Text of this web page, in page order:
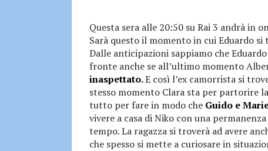
Questa sera alle 20:50 su Rai 3 andrà in
Sarà questo il momento in cui Eduardo
Dalle anticipazioni sappiamo che
fronte anche se all’ultimo momento
inaspettato.E così l’ex camorrista si
stesso momento Clara sta per partorire
tutto per fare in modo che Guido e
vivere a casa di Niko con una
tempo. La ragazza si troverà ad avere
che spesso si mette a curiosare in